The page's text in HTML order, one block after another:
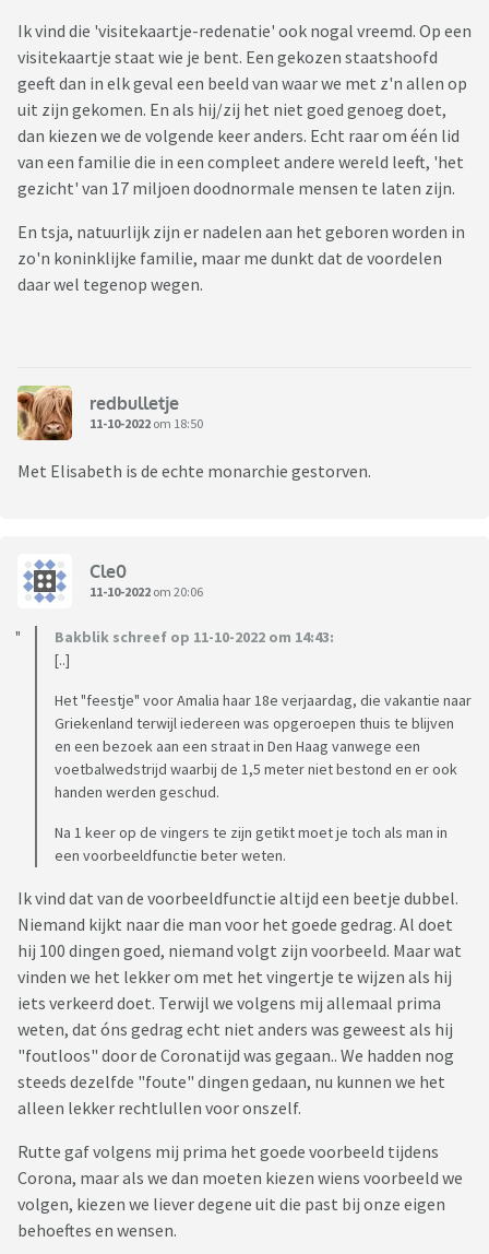
Ik vind die 'visitekaartje-redenatie' ook nogal vreemd. Op een
visitekaartje staat wie je bent. Een gekozen staatshoofd
geeft dan in elk geval een beeld van waar we met z'n allen op
uit zijn gekomen. En als hij/zij het niet goed genoeg doet,
dan kiezen we de volgende keer anders. Echt raar om één lid
van een familie die in een compleet andere wereld leeft, 'het
gezicht' van 17 miljoen doodnormale mensen te laten zijn.
En tsja, natuurlijk zijn er nadelen aan het geboren worden in
zo'n koninklijke familie, maar me dunkt dat de voordelen
daar wel tegenop wegen.
redbulletje
11-10-2022 om 18:50
Met Elisabeth is de echte monarchie gestorven.
Cle0
11-10-2022 om 20:06
Bakblik schreef op 11-10-2022 om 14:43:
[..]
Het "feestje" voor Amalia haar 18e verjaardag, die vakantie naar
Griekenland terwijl iedereen was opgeroepen thuis te blijven
en een bezoek aan een straat in Den Haag vanwege een
voetbalwedstrijd waarbij de 1,5 meter niet bestond en er ook
handen werden geschud.
Na 1 keer op de vingers te zijn getikt moet je toch als man in
een voorbeeldfunctie beter weten.
Ik vind dat van de voorbeeldfunctie altijd een beetje dubbel.
Niemand kijkt naar die man voor het goede gedrag. Al doet
hij 100 dingen goed, niemand volgt zijn voorbeeld. Maar wat
vinden we het lekker om met het vingertje te wijzen als hij
iets verkeerd doet. Terwijl we volgens mij allemaal prima
weten, dat óns gedrag echt niet anders was geweest als hij
"foutloos" door de Coronatijd was gegaan.. We hadden nog
steeds dezelfde "foute" dingen gedaan, nu kunnen we het
alleen lekker rechtlullen voor onszelf.
Rutte gaf volgens mij prima het goede voorbeeld tijdens
Corona, maar als we dan moeten kiezen wiens voorbeeld we
volgen, kiezen we liever degene uit die past bij onze eigen
behoeftes en wensen.